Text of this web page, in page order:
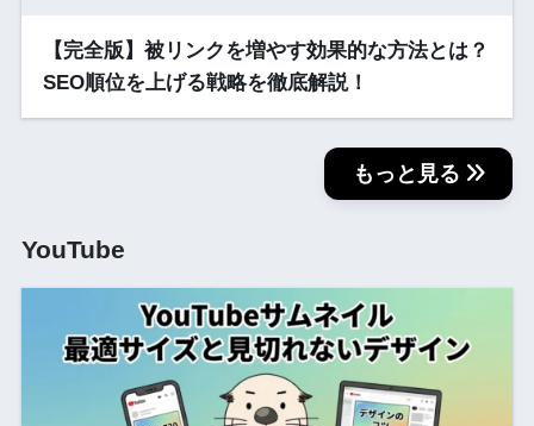
【完全版】被リンクを増やす効果的な方法とは？
SEO順位を上げる戦略を徹底解説！
もっと見る
YouTube